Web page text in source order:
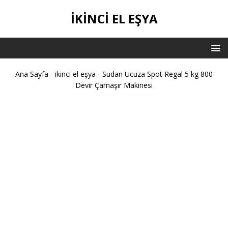
IKINCI EL EŞYA
Ana Sayfa - ikinci el eşya - Sudan Ucuza Spot Regal 5 kg 800
Devir Çamaşır Makinesi